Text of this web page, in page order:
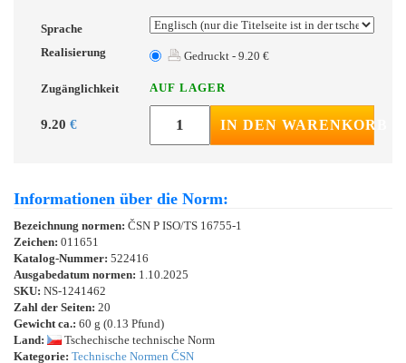
Sprache
Realisierung
Gedruckt - 9.20 €
Zugänglichkeit AUF LAGER
9.20 € IN DEN WARENKORB
Informationen über die Norm:
Bezeichnung normen: ČSN P ISO/TS 16755-1
Zeichen: 011651
Katalog-Nummer: 522416
Ausgabedatum normen: 1.10.2025
SKU: NS-1241462
Zahl der Seiten: 20
Gewicht ca.: 60 g (0.13 Pfund)
Land:
Tschechische technische Norm
Kategorie: Technische Normen ČSN